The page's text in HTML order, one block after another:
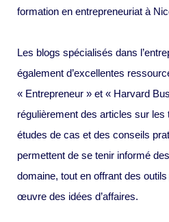
formation en entrepreneuriat à
Les blogs spécialisés dans
également d’excellentes
« Entrepreneur » et « Harvard
régulièrement des articles sur
études de cas et des conseils
permettent de se tenir informé
domaine, tout en offrant des
œuvre des idées d’affaires.